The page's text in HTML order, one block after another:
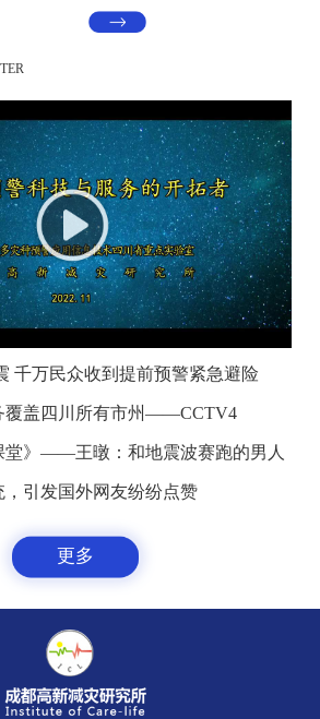
千万民众收到提前预警紧急避险
覆盖四川所有市州——CCTV4
堂》——王暾：和地震波赛跑的男人
，引发国外网友纷纷点赞
更多